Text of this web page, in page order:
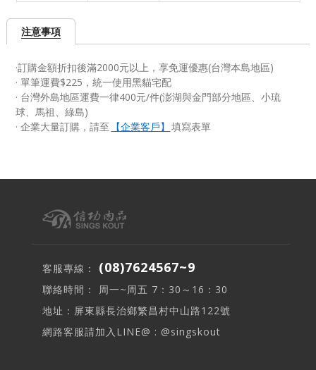
注意事項
·訂購金額折扣後滿2000元以上，享免運優惠(台灣本島地區)
· 單筆運費$225，統一使用黑貓宅配
· 台灣外島地區運費一律400元/件(澎湖與金門部分地區、小琉
球、馬祖、綠島)
·企業大量訂購，請至 【企業客戶】 填寫表單
客服專線： (08)7624567~9
聯絡時間： 周一~周五 7：30～16：30
地址：屏東縣長治鄉繁昌村中山路122號
網路客服請加入LINE@ : @singskout